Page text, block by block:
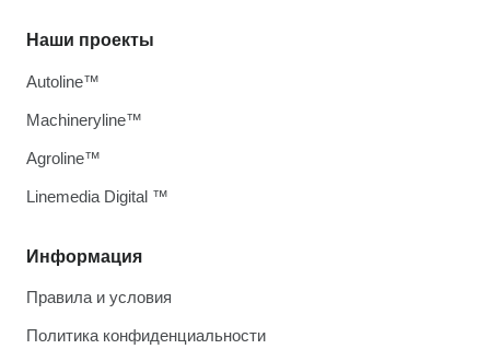
Информация
Правила и условия
Политика конфиденциальности
Наши проекты
Autoline™
Machineryline™
Agroline™
Linemedia Digital ™